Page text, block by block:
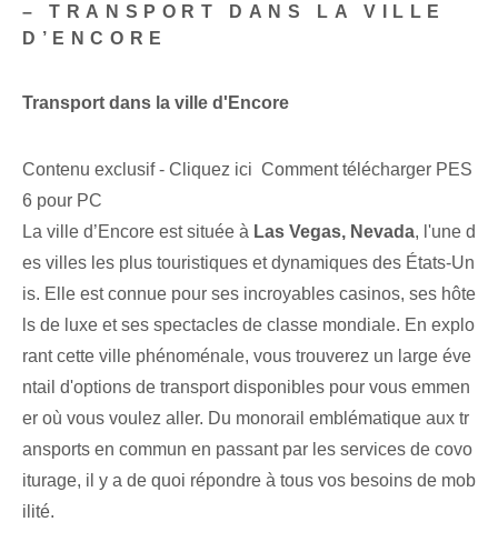
– TRANSPORT DANS LA VILLE
D’ENCORE
Transport dans la ville d'Encore
Contenu exclusif - Cliquez ici Comment télécharger PES
6 pour PC
La ville d’Encore est située à Las Vegas, Nevada, l'une d
es villes les plus touristiques et dynamiques des États-Un
is. Elle est connue pour ses incroyables casinos, ses hôte
ls de luxe et ses spectacles de classe mondiale. En explo
rant cette ville phénoménale, vous trouverez un large éve
ntail d'options de transport disponibles pour vous emmen
er où vous voulez aller. Du monorail emblématique aux tr
ansports en commun en passant par les services de covo
iturage, il y a de quoi répondre à tous vos besoins de mob
ilité.